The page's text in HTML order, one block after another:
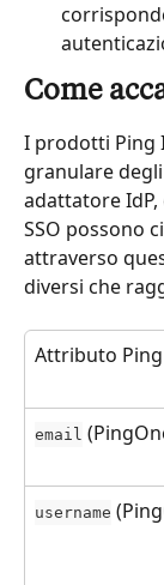
Come
I prodotti Ping
granulare
adattatore IdP,
SSO possono
attraverso
diversi che
Attributo Ping
email
username